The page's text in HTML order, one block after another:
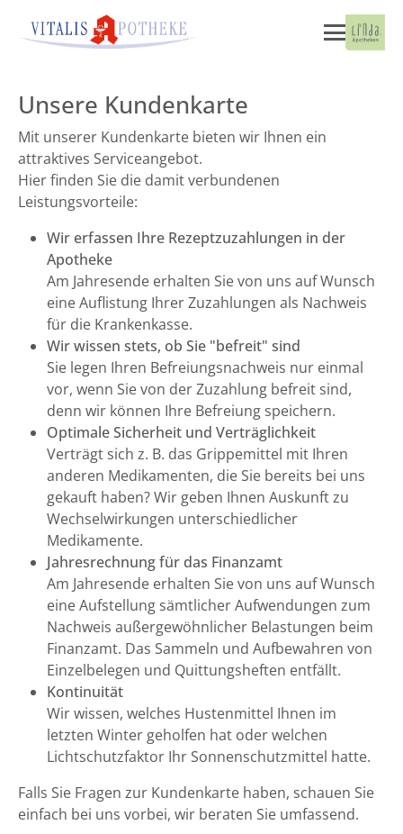
Unsere Kundenkarte
Mit unserer Kundenkarte bieten wir Ihnen ein
attraktives Serviceangebot.
Hier finden Sie die damit verbundenen
Leistungsvorteile:
Wir erfassen Ihre Rezeptzuzahlungen in der
Apotheke
Am Jahresende erhalten Sie von uns auf Wunsch
eine Auflistung Ihrer Zuzahlungen als Nachweis
für die Krankenkasse.
Wir wissen stets, ob Sie "befreit" sind
Sie legen Ihren Befreiungsnachweis nur einmal
vor, wenn Sie von der Zuzahlung befreit sind,
denn wir können Ihre Befreiung speichern.
Optimale Sicherheit und Verträglichkeit
Verträgt sich z. B. das Grippemittel mit Ihren
anderen Medikamenten, die Sie bereits bei uns
gekauft haben? Wir geben Ihnen Auskunft zu
Wechselwirkungen unterschiedlicher
Medikamente.
Jahresrechnung für das Finanzamt
Am Jahresende erhalten Sie von uns auf Wunsch
eine Aufstellung sämtlicher Aufwendungen zum
Nachweis außergewöhnlicher Belastungen beim
Finanzamt. Das Sammeln und Aufbewahren von
Einzelbelegen und Quittungsheften entfällt.
Kontinuität
Wir wissen, welches Hustenmittel Ihnen im
letzten Winter geholfen hat oder welchen
Lichtschutzfaktor Ihr Sonnenschutzmittel hatte.
Falls Sie Fragen zur Kundenkarte haben, schauen Sie
einfach bei uns vorbei, wir beraten Sie umfassend.